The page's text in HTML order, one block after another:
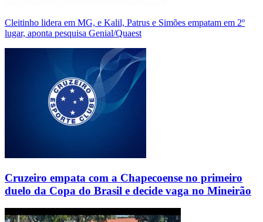
Cleitinho lidera em MG, e Kalil, Patrus e Simões empatam em 2º
lugar, aponta pesquisa Genial/Quaest
Cruzeiro empata com a Chapecoense no primeiro
duelo da Copa do Brasil e decide vaga no Mineirão